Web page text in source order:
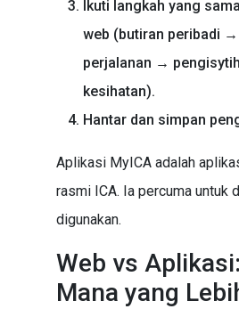
Ikuti langkah yang
web (butiran peribadi
perjalanan →
kesihatan).
Hantar dan simpan
Aplikasi MyICA adalah
rasmi ICA. Ia percuma untuk
digunakan.
Web vs
Mana yang